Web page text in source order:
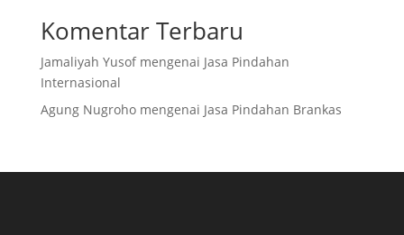
Komentar Terbaru
Jamaliyah Yusofmengenai Jasa Pindahan
Internasional
Agung Nugrohomengenai Jasa Pindahan Brankas